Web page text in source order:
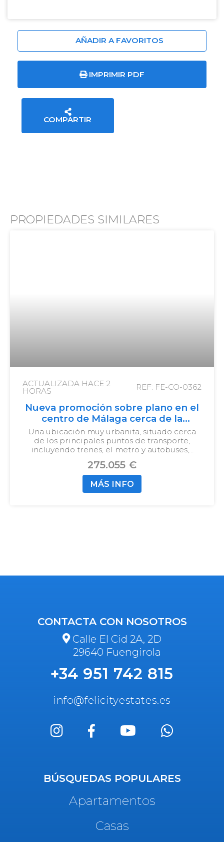
AÑADIR A FAVORITOS
IMPRIMIR PDF
COMPARTIR
PROPIEDADES SIMILARES
ACTUALIZADA HACE 2
HORAS REF: FE-CO-0362
Nueva promoción sobre plano en el
centro de Málaga cerca de la
estación de tren y de la playa
Una ubicación muy urbanita, situado cerca
de los principales puntos de transporte,
incluyendo trenes, el metro y autobuses,…
275.055 €
MÁS INFO
CONTACTA CON NOSOTROS
Calle El Cid 2A, 2D
29640 Fuengirola
+34 951 742 815
info@felicityestates.es
BÚSQUEDAS POPULARES
Apartamentos
Casas